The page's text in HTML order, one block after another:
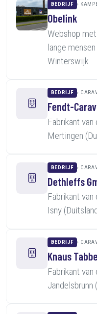
BEDRIJF
Obelink
Webshop
lange
Winterswijk
BEDRIJF
Fendt-
Fabrikant van
Mertingen
BEDRIJF
Dethleffs
Fabrikant van
Isny
BEDRIJF
Knaus
Fabrikant van
Jandelsbrunn